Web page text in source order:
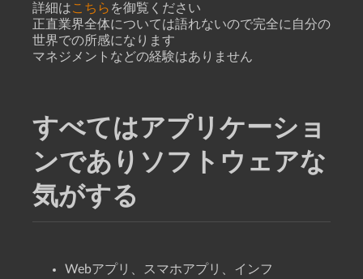
詳細はこちら を御覧ください
正直業界全体については語れないので完全に自分の
世界での所感になります
マネジメントなどの経験はありません
すべてはアプリケーショ
ンでありソフトウェアな
気がする
Webアプリ、スマホアプリ、インフ